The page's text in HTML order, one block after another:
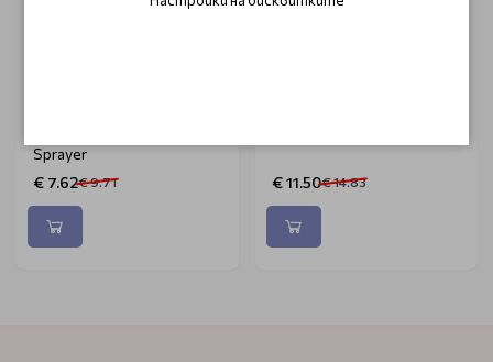
Sprayer
€ 7.62€ 9.71 € 11.50€ 14.83